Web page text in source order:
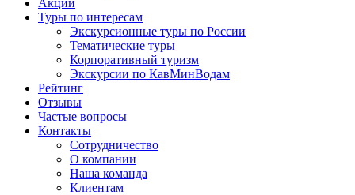
Акции
Туры по интересам
Экскурсионные туры по России
Тематические туры
Корпоративный туризм
Экскурсии по КавМинВодам
Рейтинг
Отзывы
Частые вопросы
Контакты
Сотрудничество
О компании
Наша команда
Клиентам